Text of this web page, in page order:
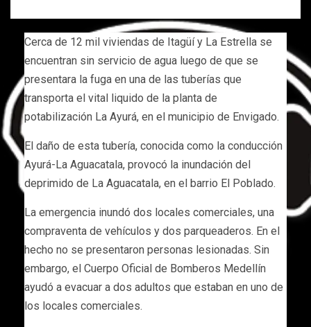
Cerca de 12 mil viviendas de Itagüí y La Estrella se
encuentran sin servicio de agua luego de que se
presentara la fuga en una de las tuberías que
transporta el vital liquido de la planta de
potabilización La Ayurá, en el municipio de Envigado.
El daño de esta tubería, conocida como la conducción
Ayurá-La Aguacatala, provocó la inundación del
deprimido de La Aguacatala, en el barrio El Poblado.
La emergencia inundó dos locales comerciales, una
compraventa de vehículos y dos parqueaderos. En el
hecho no se presentaron personas lesionadas. Sin
embargo, el Cuerpo Oficial de Bomberos Medellín
ayudó a evacuar a dos adultos que estaban en uno de
los locales comerciales.